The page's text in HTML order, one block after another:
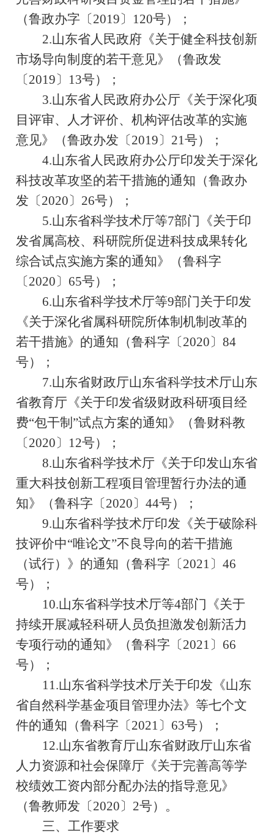
（鲁政办字〔2019〕 120号）；
2.山东省人民政府《关于健全科技创新
市场导向制度的若干意见》（鲁政发
〔2019〕 13号）；
3.山东省人民政府办公厅《关于深化项
目评审、人才评价、机构评估改革的实施
意见》（鲁政办发〔2019〕 21号）；
4.山东省人民政府办公厅印发关于深化
科技改革攻坚的若干措施的通知（鲁政办
发〔2020〕 26号）；
5.山东省科学技术厅等7部门《关于印
发省属高校、科研院所促进科技成果转化
综合试点实施方案的通知》（鲁科字
〔2020〕 65号）；
6.山东省科学技术厅等9部门关于印发
《关于深化省属科研院所体制机制改革的
若干措施》的通知（鲁科字〔2020〕84
号）；
7.山东省财政厅山东省科学技术厅山东
省教育厅《关于印发省级财政科研项目经
费“包干制 ”试点方案的通知》（鲁财科教
〔2020〕 12号）；
8.山东省科学技术厅《关于印发山东省
重大科技创新工程项目管理暂行办法的通
知》（鲁科字〔2020〕44号）；
9.山东省科学技术厅印发《关于破除科
技评价中“唯论文”不良导向的若干措施
（试行）》的通知（鲁科字〔2021〕46
号）；
10.山东省科学技术厅等4部门《关于
持续开展减轻科研人员负担激发创新活力
专项行动的通知》（鲁科字〔2021〕 66
号）；
11.山东省科学技术厅关于印发《山东
省自然科学基金项目管理办法》等七个文
件的通知（鲁科字〔2021〕 63号）；
12.山东省教育厅山东省财政厅山东省
人力资源和社会保障厅《关于完善高等学
校绩效工资内部分配办法的指导意见》
（鲁教师发〔2020〕 2号）。
三、工作要求